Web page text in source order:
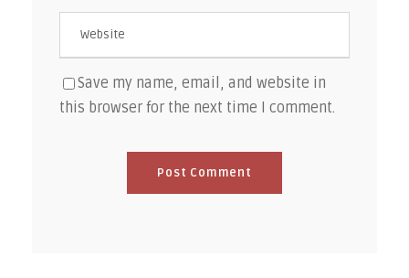
Save my name, email, and website in
this browser for the next time I comment.